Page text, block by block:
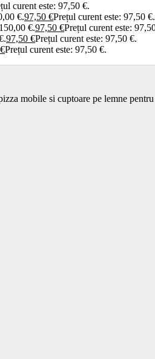
curent este: 97,50 €.
€.97,50 €Prețul curent este: 97,50 €.
€.97,50 €Prețul curent este:
97,50 €Prețul curent este: 97,50 €.
€Prețul curent este: 97,50 €.
mobile si cuptoare pe lemne